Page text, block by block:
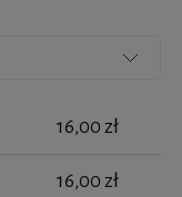
16,00 zł
16,00 zł